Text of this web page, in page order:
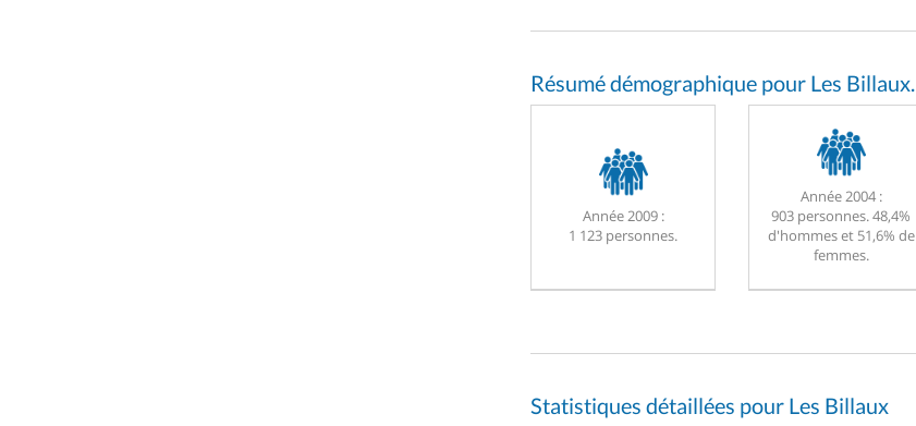
Résumé démographique pour Les Billaux.
Année 2009 :
1 123 personnes.
Année 2004 :
903 personnes. 48,4%
d'hommes et 51,6% de
femmes.
Statistiques détaillées pour Les Billaux